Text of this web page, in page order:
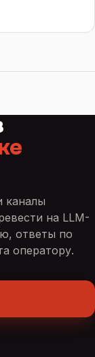
каналы
на LLM-
ответы по
оператору.